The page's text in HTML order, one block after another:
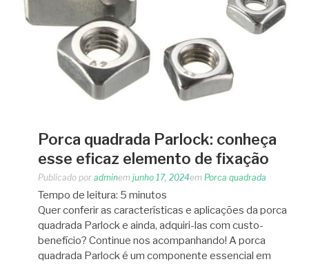
Porca quadrada Parlock: conheça
esse eficaz elemento de fixação
Publicado por adminem junho 17, 2024em Porca quadrada
Tempo de leitura: 5 minutos
Quer conferir as características e aplicações da porca
quadrada Parlock e ainda, adquiri-las com custo-
benefício? Continue nos acompanhando! A porca
quadrada Parlock é um componente essencial em